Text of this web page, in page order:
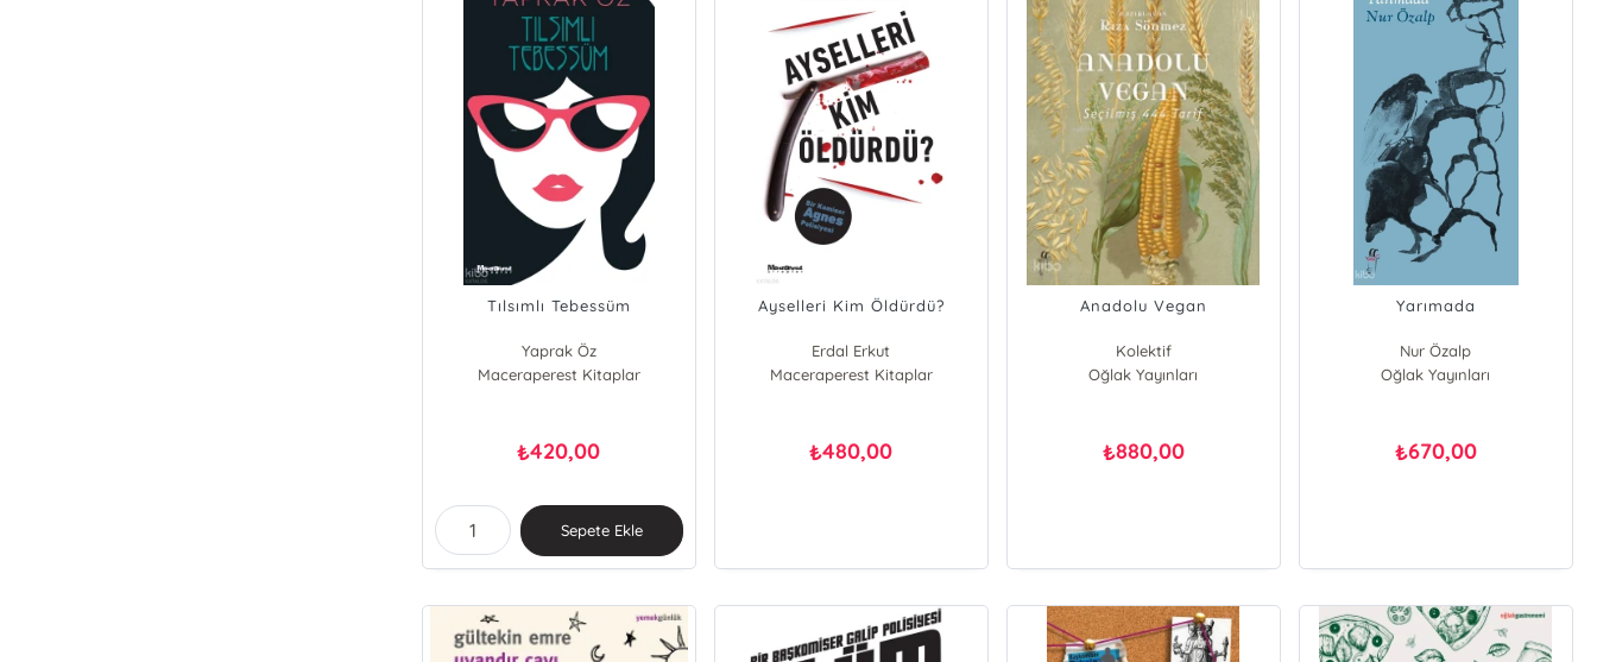
Tılsımlı Tebessüm
Yaprak Öz
Maceraperest Kitaplar
₺420,00
Sepete Ekle
Ayselleri Kim Öldürdü?
Erdal Erkut
Maceraperest Kitaplar
₺480,00
Anadolu Vegan
Kolektif
Oğlak Yayınları
₺880,00
Yarımada
Nur Özalp
Oğlak Yayınları
₺670,00